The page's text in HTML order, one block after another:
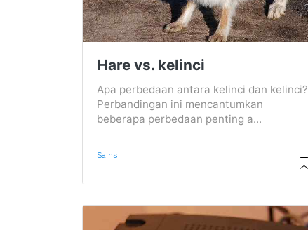
Hare vs. kelinci
Apa perbedaan antara kelinci dan kelinci?
Perbandingan ini mencantumkan
beberapa perbedaan penting a...
Sains